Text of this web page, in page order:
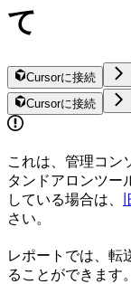
て
Cursorに接続
Cursorに接続
これは、管理コン
タンドアロンツー
している場合は、
さい。
レポートでは、転
ることができます